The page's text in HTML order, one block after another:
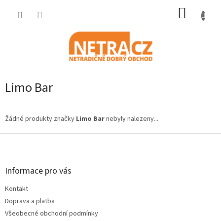
Limo Bar
Žádné produkty značky Limo Barnebyly nalezeny...
Z
Informace pro vás
Kontakt
Doprava a platba
Všeobecné obchodní podmínky